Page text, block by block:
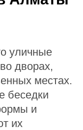
уличные
дворах,
местах.
беседки
и
их